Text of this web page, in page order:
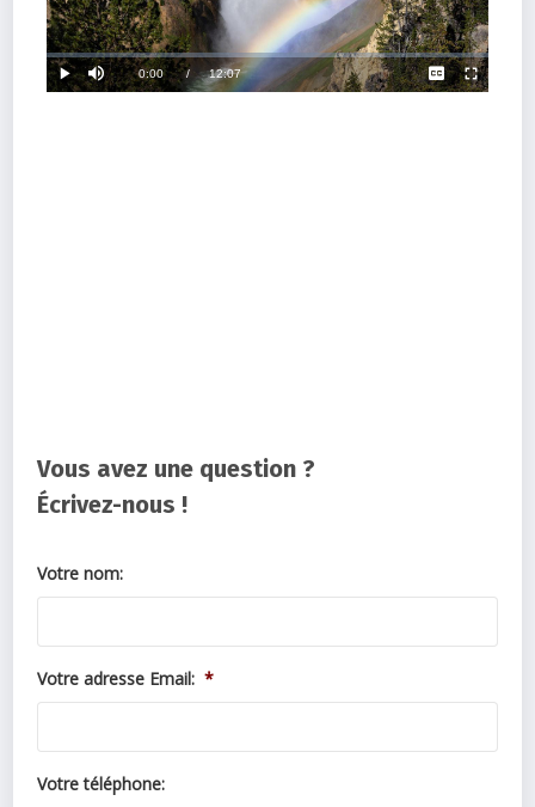
Vous avez une question ?
Écrivez-nous !
Votre nom:
Votre adresse Email: *
Votre téléphone: